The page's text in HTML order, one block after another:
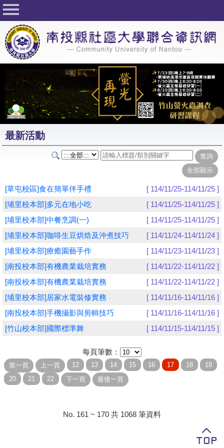
回首頁
關於社大
公佈欄
行事曆
最新活動
活動花絮
課程一覽表
志工與社團
友站連結
網路選課
學員專區
教師專區
評委專區
最新活動
[草屯校區]食在簡單伴手禮
[ 114/11/25-114/11/25 ]
[埔里校本部]多元在地小吃
[ 114/11/25-114/11/25 ]
[埔里校本部]中餐烹調(一)
[ 114/11/25-114/11/25 ]
[埔里校本部]咖啡生豆烘焙及沖煮技巧
[ 114/11/24-114/11/24 ]
[埔里校本部]療癒園藝手作
[ 114/11/23-114/11/23 ]
[南投校本部]有機農業栽培實務
[ 114/11/22-114/11/22 ]
[南投校本部]有機農業栽培實務
[ 114/11/22-114/11/22 ]
[埔里校本部]居家水電裝修實務
[ 114/11/16-114/11/16 ]
[南投校本部]手機攝影與剪輯技巧
[ 114/11/16-114/11/16 ]
[竹山校本部]國際標準舞
[ 114/11/15-114/11/15 ]
每頁筆數：
No. 161 ~ 170 共 1068 筆資料